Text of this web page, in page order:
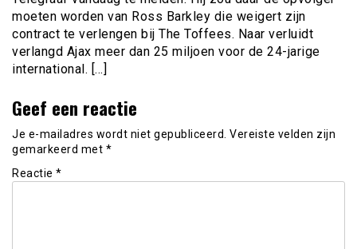
moeten worden van Ross Barkley die weigert zijn
contract te verlengen bij The Toffees. Naar verluidt
verlangd Ajax meer dan 25 miljoen voor de 24-jarige
international. […]
Geef een reactie
Je e-mailadres wordt niet gepubliceerd. Vereiste velden zijn
gemarkeerd met *
Reactie *